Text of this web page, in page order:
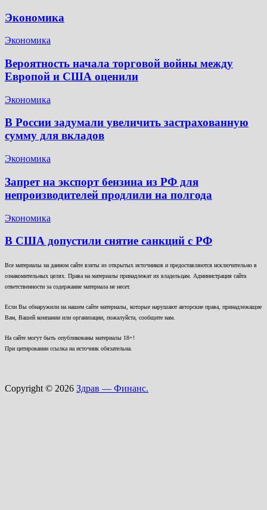
Экономика
Экономика
Вероятность начала торговой войны между
Европой и США оценили
Экономика
В России задумали увеличить застрахованную
сумму для вкладов
Экономика
Запрет на экспорт бензина из РФ для
непроизводителей продлили на полгода
Экономика
В США допустили снятие санкций с РФ
Все материалы на данном сайте взяты из открытых источников и предоставляются исключительно в
ознакомительных целях. Права на материалы принадлежат их владельцам. Администрация сайта
ответственности за содержание материала не несет.
Если Вы обнаружили на нашем сайте материалы, которые нарушают авторские права, принадлежащие
Вам, Вашей компании или организации, пожалуйста, сообщите нам.
На сайте могут быть опубликованы материалы 18+!
При цитировании ссылка на источник обязательна.
Copyright © 2026 Здрав — Финанс.